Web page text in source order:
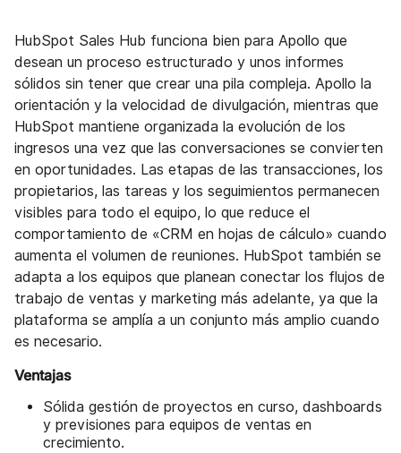
HubSpot Sales Hub funciona bien para Apollo que
desean un proceso estructurado y unos informes
sólidos sin tener que crear una pila compleja. Apollo la
orientación y la velocidad de divulgación, mientras que
HubSpot mantiene organizada la evolución de los
ingresos una vez que las conversaciones se convierten
en oportunidades. Las etapas de las transacciones, los
propietarios, las tareas y los seguimientos permanecen
visibles para todo el equipo, lo que reduce el
comportamiento de «CRM en hojas de cálculo» cuando
aumenta el volumen de reuniones. HubSpot también se
adapta a los equipos que planean conectar los flujos de
trabajo de ventas y marketing más adelante, ya que la
plataforma se amplía a un conjunto más amplio cuando
es necesario.
Ventajas
Sólida gestión de proyectos en curso, dashboards
y previsiones para equipos de ventas en
crecimiento.